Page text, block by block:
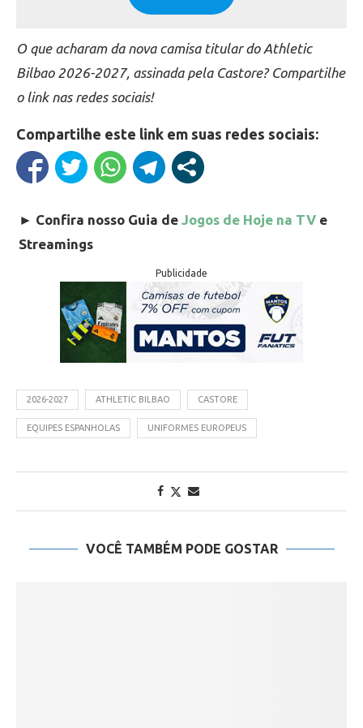
O que acharam da nova camisa titular do Athletic
Bilbao 2026-2027, assinada pela Castore? Compartilhe
o link nas redes sociais!
Compartilhe este link em suas redes sociais:
► Confira nosso Guia de Jogos de Hoje na TV e
Streamings
Publicidade
2026-2027 ATHLETIC BILBAO CASTORE
EQUIPES ESPANHOLAS UNIFORMES EUROPEUS
VOCÊ TAMBÉM PODE GOSTAR